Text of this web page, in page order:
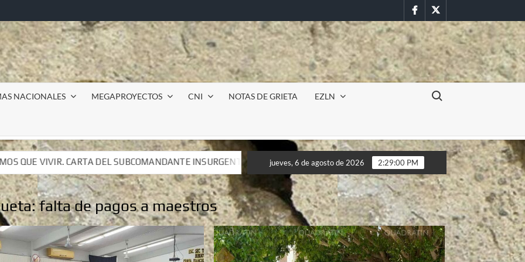
FacebookTwitter
NACIONALES MEGAPROYECTOS CNI NOTAS DE GRIETA EZLN
Buscar:
INSURGENTE MOISÉS A LUIS DE TAVIRA
Incursión militar en la UAEM (Morelos) durante paro estudiantil
INSURGENTE MOISÉS A LUIS DE TAVIRA
Incursión militar en la UAEM (Morelos) durante paro estudiantil
jueves, 6 de agosto de 2026 2:29:03 PM
falta de pagos a maestros